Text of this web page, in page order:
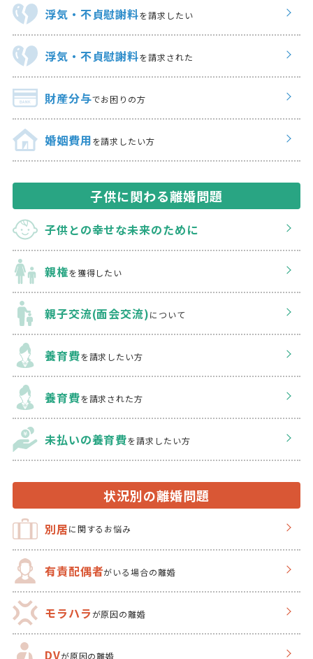
浮気・不貞慰謝料を請求したい
浮気・不貞慰謝料を請求された
財産分与でお困りの方
婚姻費用を請求したい方
子供に関わる離婚問題
子供との幸せな未来のために
親権を獲得したい
親子交流(面会交流)について
養育費を請求したい方
養育費を請求された方
未払いの養育費を請求したい方
状況別の離婚問題
別居に関するお悩み
有責配偶者がいる場合の離婚
モラハラが原因の離婚
DVが原因の離婚